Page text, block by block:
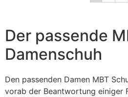
Der passende
Damenschuh
Den passenden Damen MBT
vorab der Beantwortung einiger